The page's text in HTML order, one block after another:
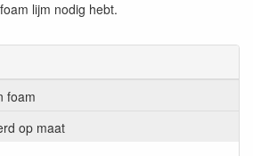
foam
op maat
lijm nodig hebt.